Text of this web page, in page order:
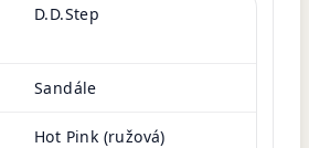
D.D.Step
Sandále
Hot Pink (ružová)